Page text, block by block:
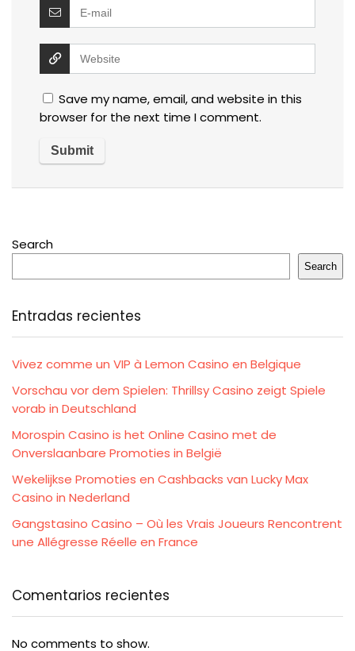
Save my name, email, and website in this
browser for the next time I comment.
Search
Search
Entradas recientes
Vivez comme un VIP à Lemon Casino en Belgique
Vorschau vor dem Spielen: Thrillsy Casino zeigt Spiele
vorab in Deutschland
Morospin Casino is het Online Casino met de
Onverslaanbare Promoties in België
Wekelijkse Promoties en Cashbacks van Lucky Max
Casino in Nederland
Gangstasino Casino – Où les Vrais Joueurs Rencontrent
une Allégresse Réelle en France
Comentarios recientes
No comments to show.